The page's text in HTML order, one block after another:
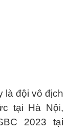
là đội vô địch
tại Hà Nội,
2023 tại